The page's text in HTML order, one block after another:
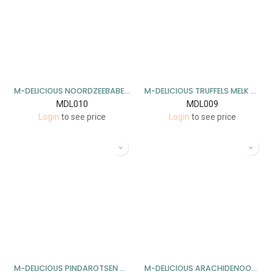
M-DELICIOUS NOORDZEEBABELUTTEN 8X200GR
MDL010
Login to see price
M-DELICIOUS TRUFFELS MELK 8X180GR
MDL009
Login to see price
M-DELICIOUS PINDAROTSEN 8X250GR M-DELICIOUS ARACHIDENOOTJES 8X125GR